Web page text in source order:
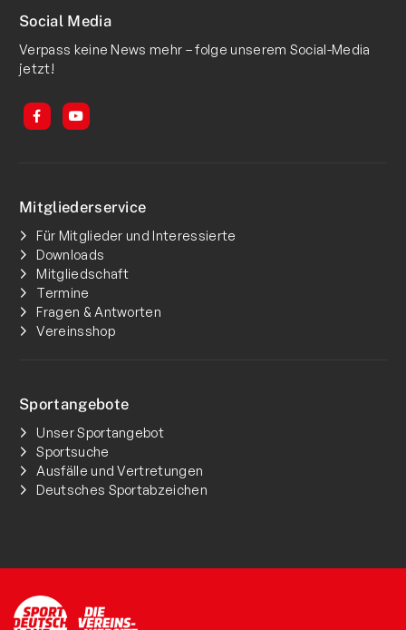
Social Media
Verpass keine News mehr – folge unserem Social-Media
jetzt!
Mitgliederservice
Für Mitglieder und Interessierte
Downloads
Mitgliedschaft
Termine
Fragen & Antworten
Vereinsshop
Sportangebote
Unser Sportangebot
Sportsuche
Ausfälle und Vertretungen
Deutsches Sportabzeichen